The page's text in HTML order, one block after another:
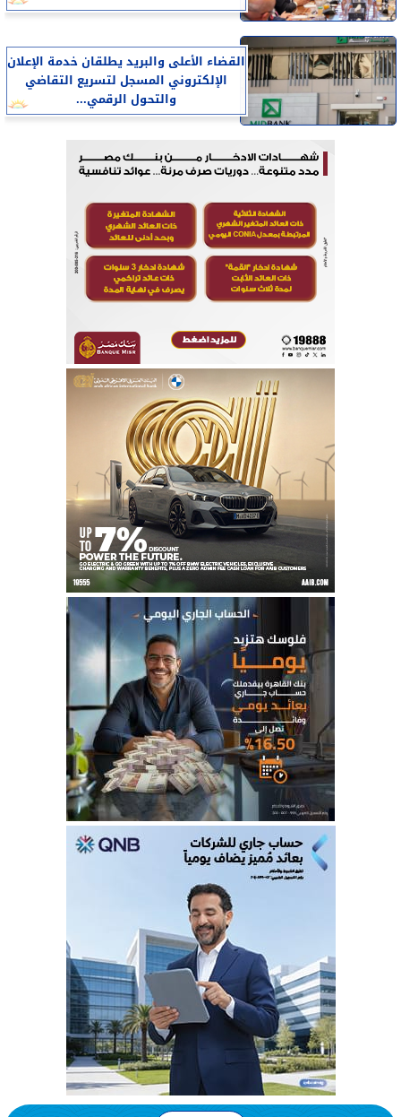
القضاء الأعلى والبريد يطلقان خدمة الإعلان
الإلكتروني المسجل لتسريع التقاضي
والتحول الرقمي...